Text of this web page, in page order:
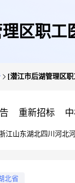
区职工
[潜江市后湖管理区
重新招标
江山东湖北四川 河北
北省